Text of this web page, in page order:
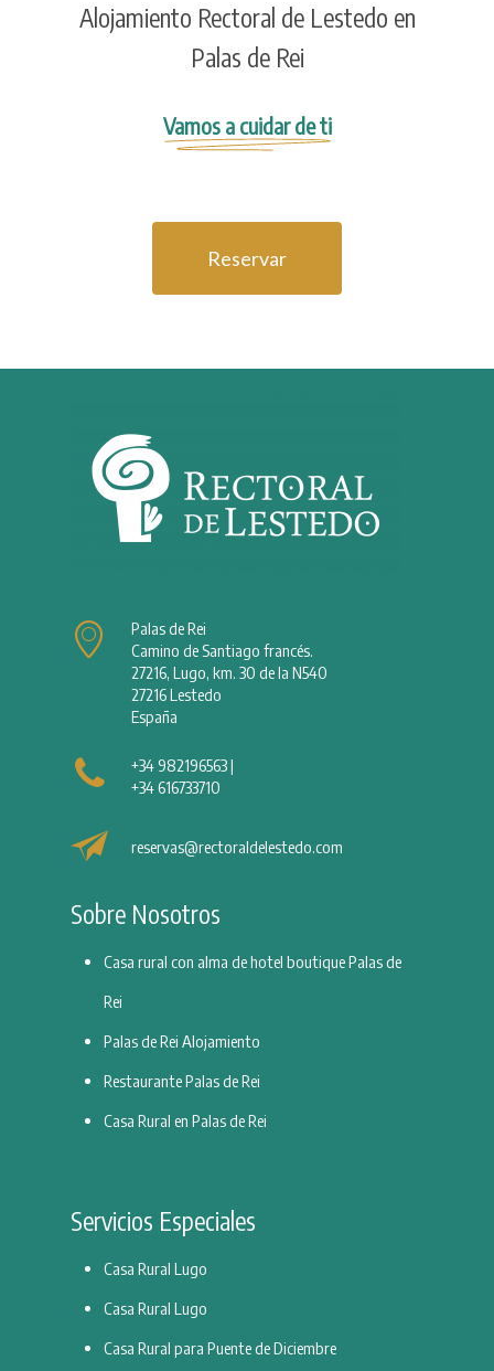
Alojamiento Rectoral de Lestedo en
Palas de Rei
Vamos a cuidar de ti
Reservar
Palas de Rei
Camino de Santiago francés.
27216, Lugo, km. 30 de la N540
27216 Lestedo
España
+34 982196563|
+34 616733710
reservas@rectoraldelestedo.com
Sobre Nosotros
Casa rural con alma de hotel boutique Palas de
Rei
Palas de Rei Alojamiento
Restaurante Palas de Rei
Casa Rural en Palas de Rei
Servicios Especiales
Casa Rural Lugo
Casa Rural Lugo
Casa Rural para Puente de Diciembre